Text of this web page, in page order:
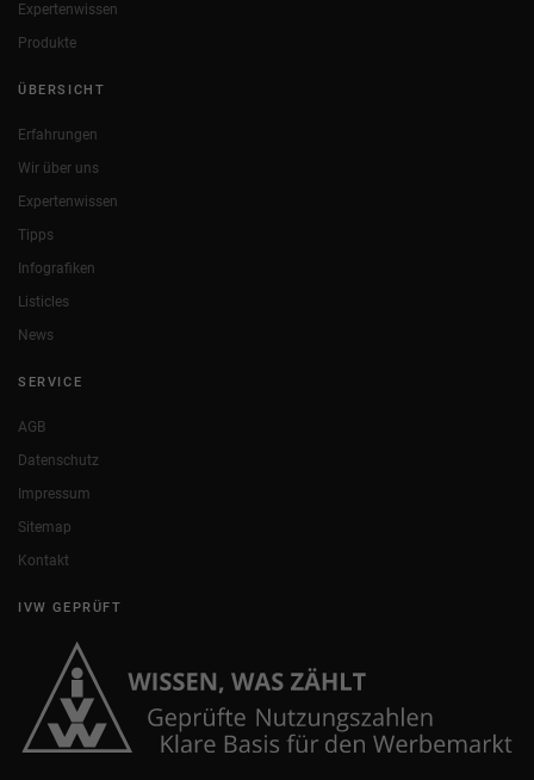
Expertenwissen
Produkte
ÜBERSICHT
Erfahrungen
Wir über uns
Expertenwissen
Tipps
Infografiken
Listicles
News
SERVICE
AGB
Datenschutz
Impressum
Sitemap
Kontakt
IVW GEPRÜFT